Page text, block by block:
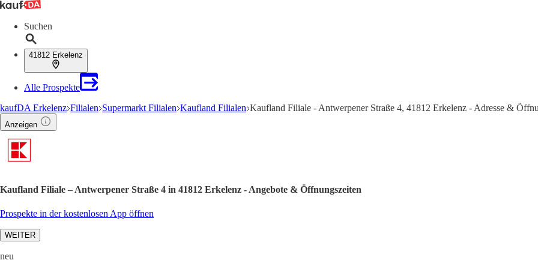
Suchen
41812 Erkelenz
Alle Prospekte
kaufDA Erkelenz Filialen Supermarkt Filialen Kaufland Filialen Kaufland Filiale - Antwerpener Straße 4, 41812 Erkelenz - Adresse &
Anzeigen
Kaufland Filiale – Antwerpener Straße 4 in 41812 Erkelenz - Angebote & Öffnungszeiten
Prospekte in der kostenlosen App öffnen
WEITER
neu